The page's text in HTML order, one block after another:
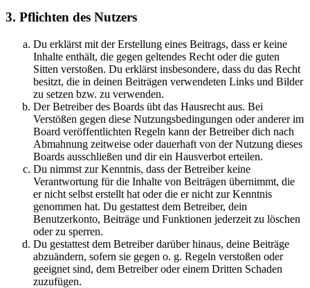
3. Pflichten des Nutzers
Du erklärst mit der Erstellung eines Beitrags, dass er keine
Inhalte enthält, die gegen geltendes Recht oder die guten
Sitten verstoßen. Du erklärst insbesondere, dass du das Recht
besitzt, die in deinen Beiträgen verwendeten Links und Bilder
zu setzen bzw. zu verwenden.
Der Betreiber des Boards übt das Hausrecht aus. Bei
Verstößen gegen diese Nutzungsbedingungen oder anderer im
Board veröffentlichten Regeln kann der Betreiber dich nach
Abmahnung zeitweise oder dauerhaft von der Nutzung dieses
Boards ausschließen und dir ein Hausverbot erteilen.
Du nimmst zur Kenntnis, dass der Betreiber keine
Verantwortung für die Inhalte von Beiträgen übernimmt, die
er nicht selbst erstellt hat oder die er nicht zur Kenntnis
genommen hat. Du gestattest dem Betreiber, dein
Benutzerkonto, Beiträge und Funktionen jederzeit zu löschen
oder zu sperren.
Du gestattest dem Betreiber darüber hinaus, deine Beiträge
abzuändern, sofern sie gegen o. g. Regeln verstoßen oder
geeignet sind, dem Betreiber oder einem Dritten Schaden
zuzufügen.